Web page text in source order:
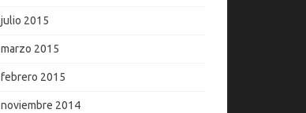
julio 2015
marzo 2015
febrero 2015
noviembre 2014